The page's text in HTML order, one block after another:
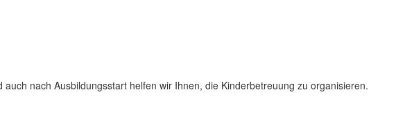
nach Ausbildungsstart helfen wir Ihnen, die Kinderbetreuung zu organisieren.